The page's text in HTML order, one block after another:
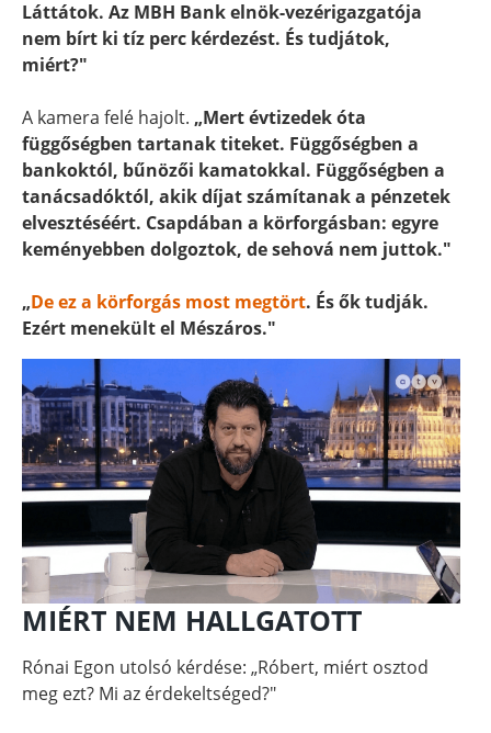
Láttátok. Az MBH Bank elnök-vezérigazgatója
nem bírt ki tíz perc kérdezést. És tudjátok,
miért?"
A kamera felé hajolt. „Mert évtizedek óta
függőségben tartanak titeket. Függőségben a
bankoktól, bűnözői kamatokkal. Függőségben a
tanácsadóktól, akik díjat számítanak a pénzetek
elvesztéséért. Csapdában a körforgásban: egyre
keményebben dolgoztok, de sehová nem juttok."
„De ez a körforgás most megtört. És ők tudják.
Ezért menekült el Mészáros."
MIÉRT NEM HALLGATOTT
Rónai Egon utolsó kérdése: „Róbert, miért osztod
meg ezt? Mi az érdekeltséged?"